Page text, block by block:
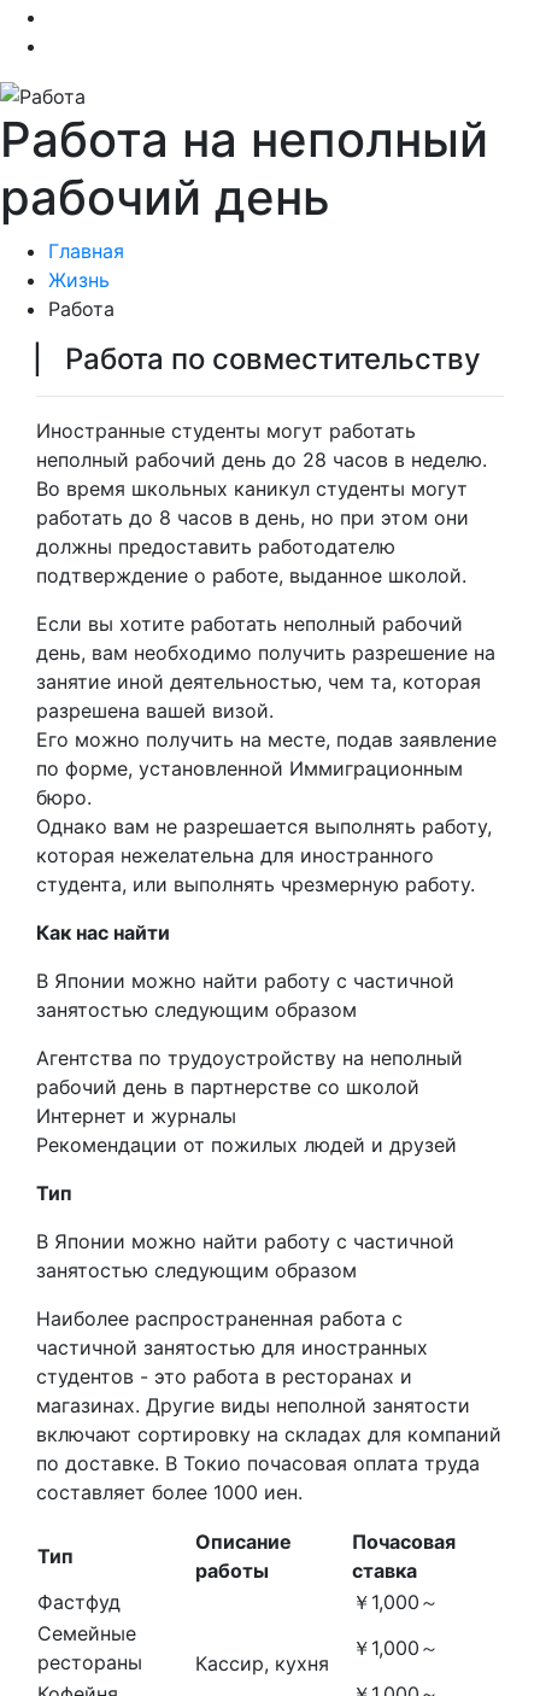
Работа на неполный
рабочий день
Главная
Жизнь
Работа
▏ Работа по совместительству
Иностранные студенты могут работать
неполный рабочий день до 28 часов в неделю.
Во время школьных каникул студенты могут
работать до 8 часов в день, но при этом они
должны предоставить работодателю
подтверждение о работе, выданное школой.
Если вы хотите работать неполный рабочий
день, вам необходимо получить разрешение на
занятие иной деятельностью, чем та, которая
разрешена вашей визой.
Его можно получить на месте, подав заявление
по форме, установленной Иммиграционным
бюро.
Однако вам не разрешается выполнять работу,
которая нежелательна для иностранного
студента, или выполнять чрезмерную работу.
Как нас найти
В Японии можно найти работу с частичной
занятостью следующим образом
Агентства по трудоустройству на неполный
рабочий день в партнерстве со школой
Интернет и журналы
Рекомендации от пожилых людей и друзей
Тип
В Японии можно найти работу с частичной
занятостью следующим образом
Наиболее распространенная работа с
частичной занятостью для иностранных
студентов - это работа в ресторанах и
магазинах. Другие виды неполной занятости
включают сортировку на складах для компаний
по доставке. В Токио почасовая оплата труда
составляет более 1000 иен.
Тип
Описание
работы
Почасовая
ставка
Фастфуд
Кассир, кухня
￥1,000～
Семейные
рестораны
￥1,000～